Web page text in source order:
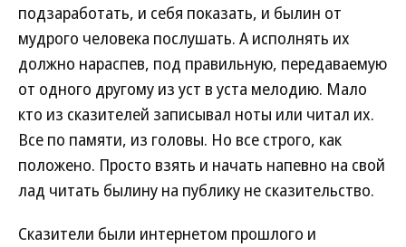
подзаработать, и себя показать, и былин от
мудрого человека послушать. А исполнять их
должно нараспев, под правильную, передаваемую
от одного другому из уст в уста мелодию. Мало
кто из сказителей записывал ноты или читал их.
Все по памяти, из головы. Но все строго, как
положено. Просто взять и начать напевно на свой
лад читать былину на публику не сказительство.
Сказители были интернетом прошлого и